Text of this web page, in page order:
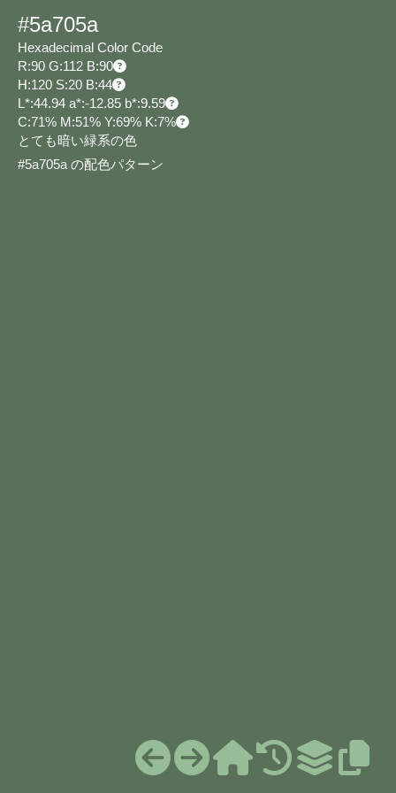
#5a705a
Hexadecimal Color Code
R:90 G:112 B:90
H:120 S:20 B:44
L*:44.94 a*:-12.85 b*:9.59
C:71% M:51% Y:69% K:7%
とても暗い緑系の色
#5a705a の配色パターン